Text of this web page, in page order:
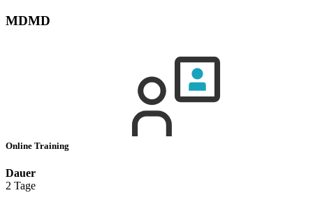
MDMD
Online Training
Dauer
2 Tage